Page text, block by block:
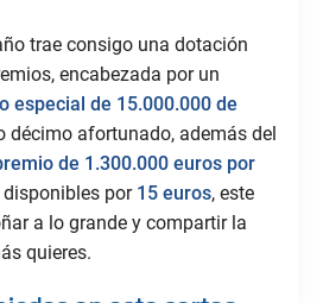
trae consigo una dotación
encabezada por un
especial de 15.000.000 de
décimo afortunado, además del
de 1.300.000 euros por
disponibles por 15 euros, este
a lo grande y compartir la
quieres.